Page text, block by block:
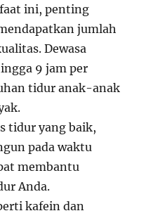
ini, penting
jumlah
Dewasa
9 jam per
tidur anak-anak
tidur yang baik,
pada waktu
membantu
Anda.
kafein dan